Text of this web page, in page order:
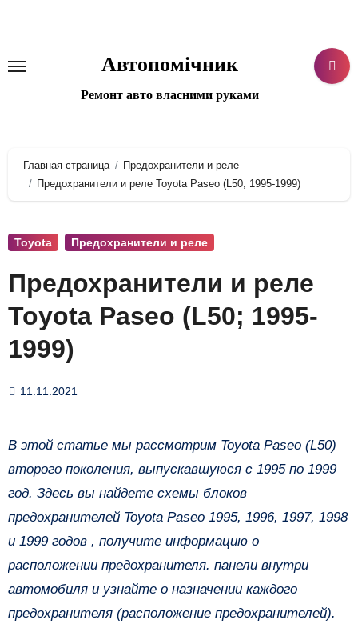
Автопомічник
Ремонт авто власними руками
Главная страница
Предохранители и реле
Предохранители и реле Toyota Paseo (L50; 1995-1999)
Toyota Предохранители и реле
Предохранители и реле
Toyota Paseo (L50; 1995-
1999)
11.11.2021
В этой статье мы рассмотрим Toyota Paseo (L50)
второго поколения, выпускавшуюся с 1995 по 1999
год. Здесь вы найдете схемы блоков
предохранителей Toyota Paseo 1995, 1996, 1997, 1998
и 1999 годов , получите информацию о
расположении предохранителя. панели внутри
автомобиля и узнайте о назначении каждого
предохранителя (расположение предохранителей).